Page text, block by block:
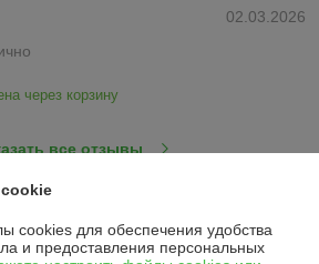
02.03.2026
через корзину
все отзывы
cookies для обеспечения удобства
и предоставления персональных